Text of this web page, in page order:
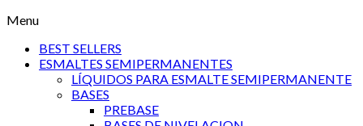
Menu
BEST SELLERS
ESMALTES SEMIPERMANENTES
LÍQUIDOS PARA ESMALTE SEMIPERMANENTE
BASES
PREBASE